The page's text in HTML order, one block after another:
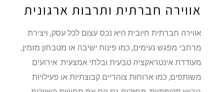
אווירה חברתית ותרבות ארגונית
אווירה חברתית חיובית היא נכס עצום לכל עסק, ויצירת
מרחבי מפגש נעימים, כמו פינות ישיבה או מטבחון מזמין,
מעודדת אינטראקציה טבעית ובלתי אמצעית. אירועים
משותפים, כמו ארוחות צוהריים קבוצתיות או פעילויות